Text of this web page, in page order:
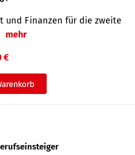
und Finanzen für die zweite
mehr
€